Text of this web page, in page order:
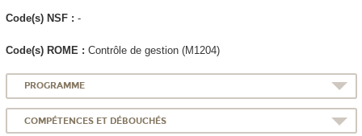
Code(s) NSF : -
Code(s) ROME : Contrôle de gestion (M1204)
PROGRAMME
COMPÉTENCES ET DÉBOUCHÉS